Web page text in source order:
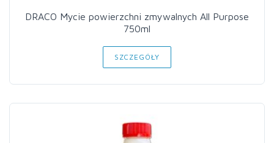
DRACO Mycie powierzchni zmywalnych All Purpose
750ml
SZCZEGÓŁY